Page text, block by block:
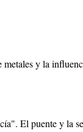
y la
El puente y la